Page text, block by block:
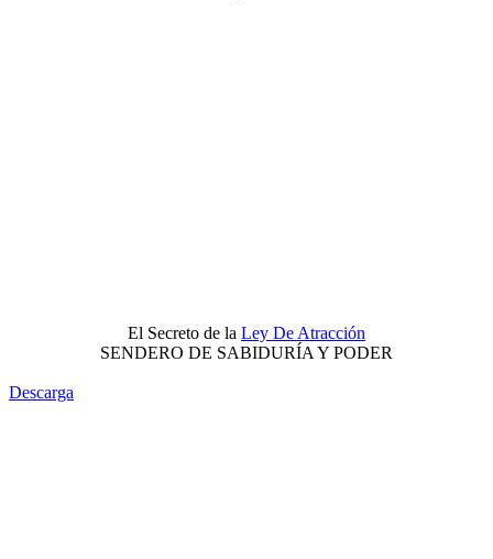
El Secreto de la Ley De Atracción
SENDERO DE SABIDURÍA Y PODER
Descarga